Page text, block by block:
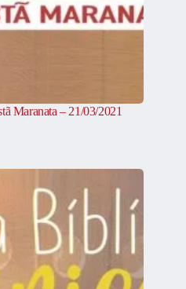
Maranata – 21/03/2021